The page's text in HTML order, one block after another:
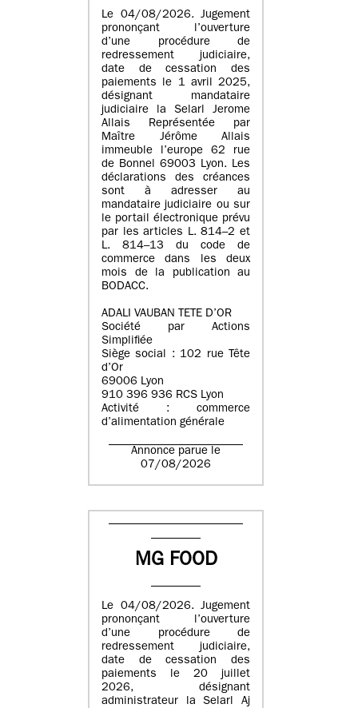
Le 04/08/2026. Jugement
prononçant l’ouverture
d’une procédure de
redressement judiciaire,
date de cessation des
paiements le 1 avril 2025,
désignant mandataire
judiciaire la Selarl Jerome
Allais Représentée par
Maître Jérôme Allais
immeuble l’europe 62 rue
de Bonnel 69003 Lyon. Les
déclarations des créances
sont à adresser au
mandataire judiciaire ou sur
le portail électronique prévu
par les articles L. 814–2 et
L. 814–13 du code de
commerce dans les deux
mois de la publication au
BODACC.
ADALI VAUBAN TETE D’OR
Société par Actions
Simplifiée
Siège social : 102 rue Tête
d’Or
69006 Lyon
910 396 936 RCS Lyon
Activité : commerce
d’alimentation générale
Annonce parue le
07/08/2026
MG FOOD
Le 04/08/2026. Jugement
prononçant l’ouverture
d’une procédure de
redressement judiciaire,
date de cessation des
paiements le 20 juillet
2026, désignant
administrateur la Selarl Aj